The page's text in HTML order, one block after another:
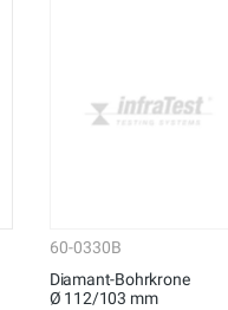
60-0330B
Diamant-Bohrkrone
Ø 112/103 mm